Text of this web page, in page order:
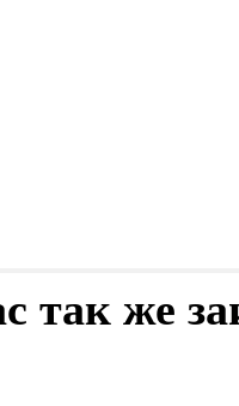
так же